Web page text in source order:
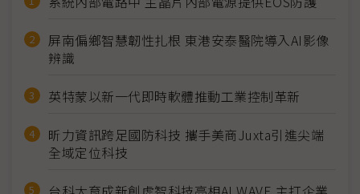
屏南偏鄉智慧韌性扎根 東港安泰醫院導入AI影像
辨識
英特蒙以新一代即時軟體推動工業控制革新
昕力資訊跨足國防科技 攜手美商Juxta引進尖端
全域定位科技